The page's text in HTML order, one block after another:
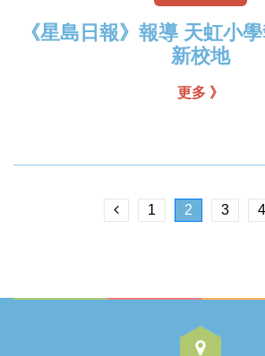
《星島日報》報導 天虹小
新校地
更多 》
1 2 3 4